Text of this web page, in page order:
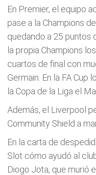
En Premier, el equipo
pase a la Champions
quedando a 25 puntos
la propia Champions
cuartos de final con
Germain. En la FA Cup
la Copa de la Liga el
Además, el Liverpool
Community Shield a
En la carta de
Slot cómo ayudó al
Diogo Jota, que murió